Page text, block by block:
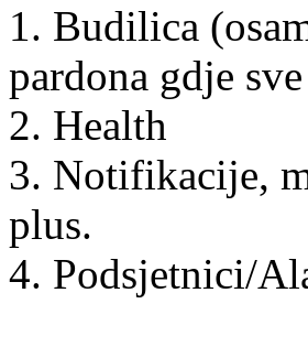
1. Budilica
pardona gdje
2. Health
3. Notifikacije,
plus.
4. Podsjetnici/